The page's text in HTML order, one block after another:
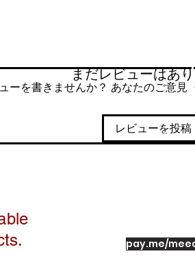
まだレビューはあ
ーを書きませんか？ あなたのご意見
レビューを投稿
pay.me/